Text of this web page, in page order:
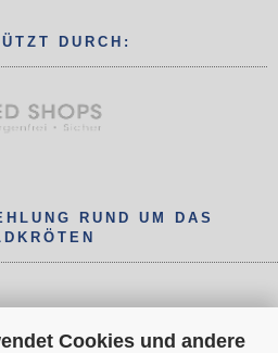
Cookies und andere
DURCH:
RUND UM DAS